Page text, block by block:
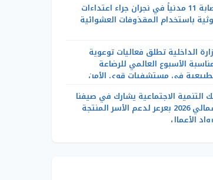
إصابة 11 مدنياً في نجران جراء اعتداءات
باستخدام المقذوفات العشوائية
الداخلية تطلق فعاليات توعوية
الأسبوع العالمي للرضاعة
في مستشفيات قوى الأمن
التنمية الاجتماعية يشارك في صيفنا
شمالي 2026 بعرعر لدعم الأسر المنتجة
الأعمال